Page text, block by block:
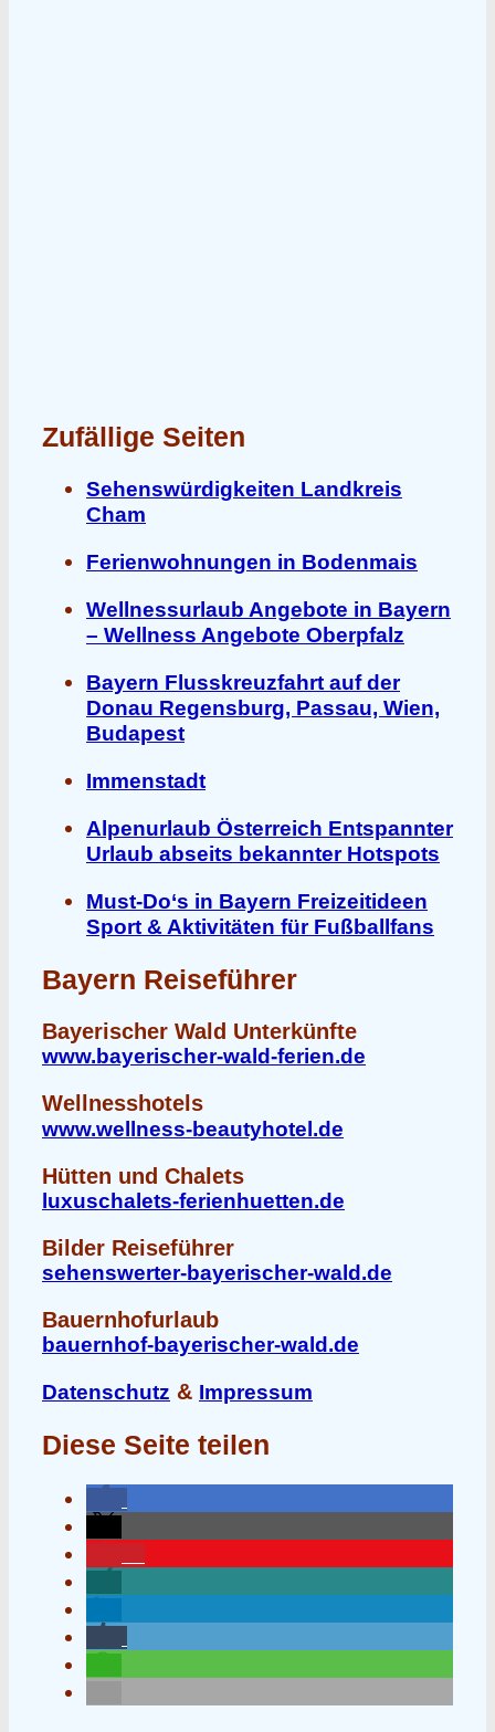
Zufällige Seiten
Sehenswürdigkeiten Landkreis
Cham
Ferienwohnungen in Bodenmais
Wellnessurlaub Angebote in Bayern
– Wellness Angebote Oberpfalz
Bayern Flusskreuzfahrt auf der
Donau Regensburg, Passau, Wien,
Budapest
Immenstadt
Alpenurlaub Österreich Entspannter
Urlaub abseits bekannter Hotspots
Must-Do‘s in Bayern Freizeitideen
Sport & Aktivitäten für Fußballfans
Bayern Reiseführer
Bayerischer Wald Unterkünfte
www.bayerischer-wald-ferien.de
Wellnesshotels
www.wellness-beautyhotel.de
Hütten und Chalets
luxuschalets-ferienhuetten.de
Bilder Reiseführer
sehenswerter-bayerischer-wald.de
Bauernhofurlaub
bauernhof-bayerischer-wald.de
Datenschutz & Impressum
Diese Seite teilen